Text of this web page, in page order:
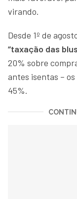
virando.
Desde 1º de
“taxação das
20% sobre
antes isentas –
45%.